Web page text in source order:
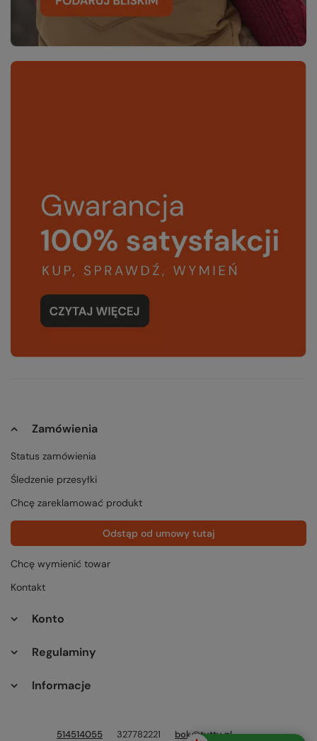
Zamówienia
Status zamówienia
Śledzenie przesyłki
Chcę zareklamować produkt
Odstąp od umowy tutaj
Chcę wymienić towar
Kontakt
Konto
Regulaminy
Informacje
514514055 327782221 bok@tuttu.pl